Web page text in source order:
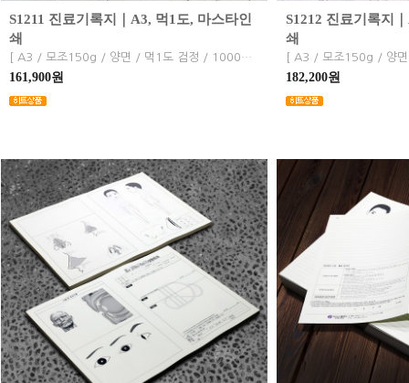
S1211 진료기록지｜A3, 먹1도, 마스타인
쇄
[ A3 / 모조150g / 양면 / 먹1도 검정 / 1000장 ] 2단 진료차트, 병원, 의원, 한의원. 치과, 성형외과, 피부과, 정형외과 등
161,900원
S1212 진료기록지
쇄
182,200원